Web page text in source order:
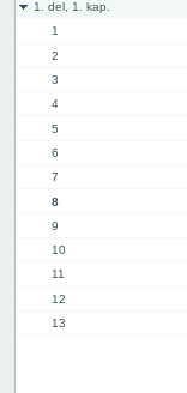
1. del, 1. kap.
1
2
3
4
5
6
7
8
9
10
11
12
13